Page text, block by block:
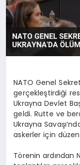
NATO Genel
gerçekleştirdiği
Ukrayna Devlet
geldi. Rutte ve
Ukrayna
askerler için
Törenin ardından